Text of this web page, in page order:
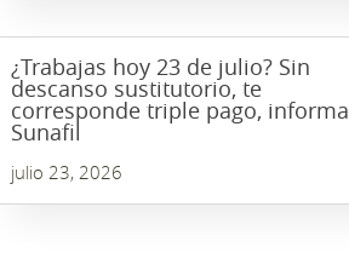
¿Trabajas hoy 23 de julio? Sin
descanso sustitutorio, te
corresponde triple pago, informa
Sunafil
julio 23, 2026